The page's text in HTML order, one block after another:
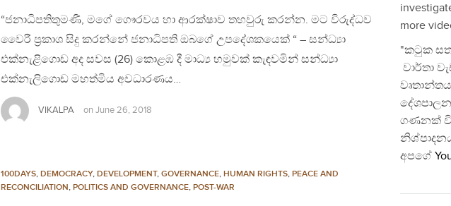
“ජනාධිපතිතුමණි, මගේ ගෞරවය හා ආරක්ෂාව තහවුරු කරන්න. මට විරුද්ධව
වෛරී ප්‍රකාශ සිදු කරන්නේ ජනාධිපති ඔබගේ උපදේශකයෙක් “ – සන්ධ්‍යා
එක්නැළිගොඩ අද සවස (26) කොළඹ දී මාධ්‍ය හමුවක් කැඳවමින් සන්ධ්‍යා
එක්නැලිගොඩ මහත්මිය අවධාරණය…
VIKALPA on June 26, 2018
100DAYS, DEMOCRACY, DEVELOPMENT, GOVERNANCE, HUMAN RIGHTS, PEACE AND
RECONCILIATION, POLITICS AND GOVERNANCE, POST-WAR
more
"කටුක
වාර්තා
ගණනක්
අපගේ